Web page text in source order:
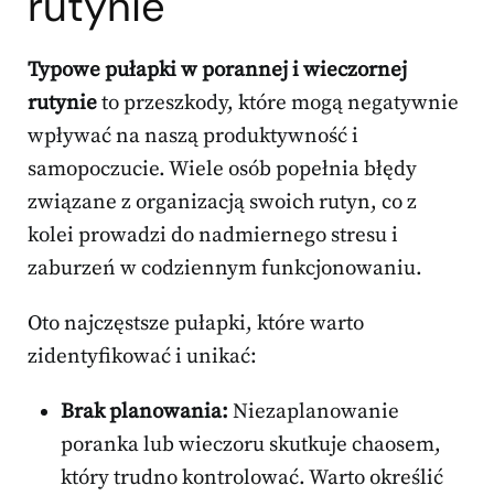
Typowe pułapki w porannej i wieczornej
rutynieto przeszkody, które mogą negatywnie
wpływać na naszą produktywność i
samopoczucie. Wiele osób popełnia błędy
związane z organizacją swoich rutyn, co z
kolei prowadzi do nadmiernego stresu i
zaburzeń w codziennym funkcjonowaniu.
Oto najczęstsze pułapki, które warto
zidentyfikować i unikać:
Brak planowania: Niezaplanowanie
poranka lub wieczoru skutkuje chaosem,
który trudno kontrolować. Warto określić